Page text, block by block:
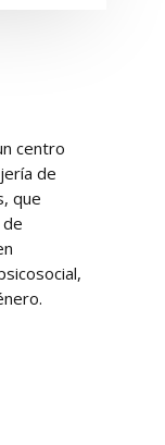
centro
de
que